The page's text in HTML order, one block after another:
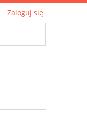
Zaloguj się